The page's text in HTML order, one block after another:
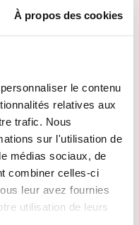
À propos des cookies
le contenu
relatives aux
trafic. Nous
sur l'utilisation de
médias sociaux, de
combiner celles-ci
leur avez fournies
utilisation de leurs